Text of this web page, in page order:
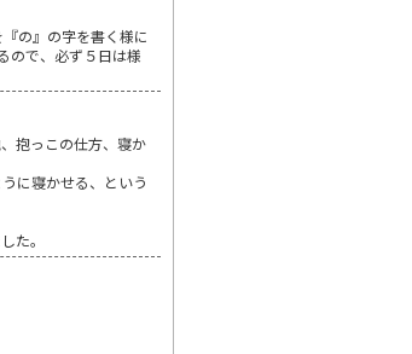
の』の字を書く様に
ので、必ず５日は様
抱っこの仕方、寝か
に寝かせる、という
た。